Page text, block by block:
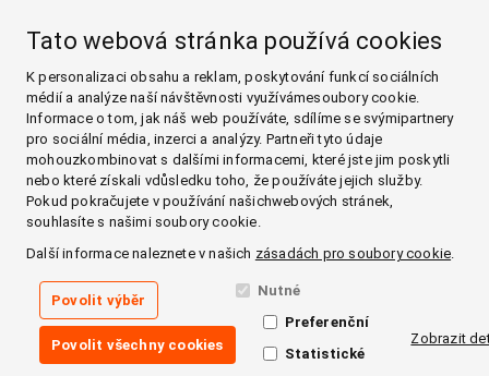
Tato webová stránka používá cookies
K personalizaci obsahu a reklam, poskytování funkcí sociálních
médií a analýze naší návštěvnosti využívámesoubory cookie.
Informace o tom, jak náš web používáte, sdílíme se svýmipartnery
pro sociální média, inzerci a analýzy. Partneři tyto údaje
mohouzkombinovat s dalšími informacemi, které jste jim poskytli
nebo které získali vdůsledku toho, že používáte jejich služby.
Pokud pokračujete v používání našichwebových stránek,
souhlasíte s našimi soubory cookie.
Další informace naleznete v našich zásadách pro soubory cookie.
Povolit výběr
Povolit všechny cookies
Nutné
Preferenční
Statistické
Zobrazit
POMŮCKY
ŽIVOT SE STOMIÍ
O NÁS
Facebook
Instagram
LinkedIn
Zásady používání cookies
Zásady zpracování osobních údajů
Impressum